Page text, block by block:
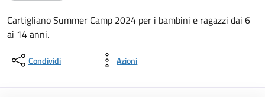
Cartigliano Summer Camp 2024 per i bambini e ragazzi dai 6
ai 14 anni.
Condividi Azioni